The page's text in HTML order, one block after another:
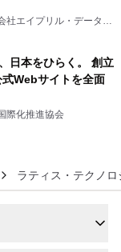
社エイプリル・データ・
日本をひらく。 創立
Webサイトを全面
際化推進協会
ラティス・テクノ